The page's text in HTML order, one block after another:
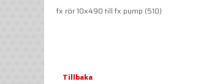
fx rör 10x490 till fx pump (510)
Tillbaka